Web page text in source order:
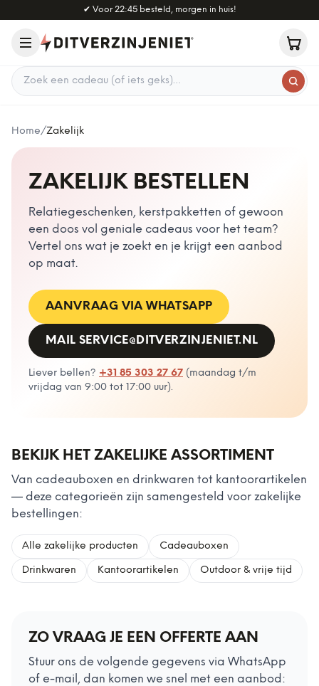
Naar hoofdinhoud
✔ Voor 22:45 besteld, morgen in huis!
Zoek een cadeau
Home/Zakelijk
ZAKELIJK BESTELLEN
Relatiegeschenken, kerstpakketten of gewoon
een doos vol geniale cadeaus voor het team?
Vertel ons wat je zoekt en je krijgt een aanbod
op maat.
AANVRAAG VIA WHATSAPP
MAIL SERVICE@DITVERZINJENIET.NL
Liever bellen? +31 85 303 27 67 ( maandag t/m
vrijdag van 9:00 tot 17:00 uur).
BEKIJK HET ZAKELIJKE ASSORTIMENT
Van cadeauboxen en drinkwaren tot kantoorartikelen
— deze categorieën zijn samengesteld voor zakelijke
bestellingen:
Alle zakelijke producten Cadeauboxen
Drinkwaren Kantoorartikelen Outdoor & vrije tijd
ZO VRAAG JE EEN OFFERTE AAN
Stuur ons de volgende gegevens via WhatsApp
of e-mail, dan komen we snel met een aanbod: